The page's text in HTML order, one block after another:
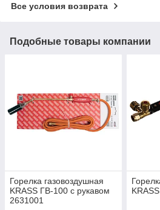
Все условия возврата
Подобные товары компании
Горелка газовоздушная
KRASS ГВ-100 с рукавом
2631001